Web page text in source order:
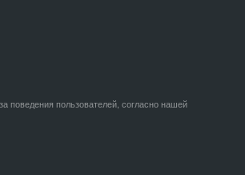
поведения пользователей, согласно нашей